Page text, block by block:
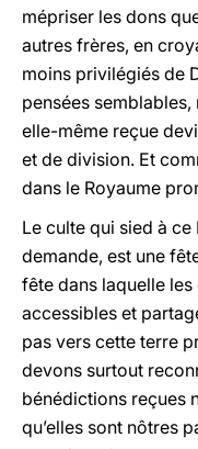
mépriser les dons
autres frères, en
moins privilégiés de
pensées
elle-même reçue
et de division. Et
dans le Royaume
Le culte qui sied à
demande, est une
fête dans laquelle
accessibles et
pas vers cette terre
devons surtout
bénédictions reçues
qu’elles sont nôtres